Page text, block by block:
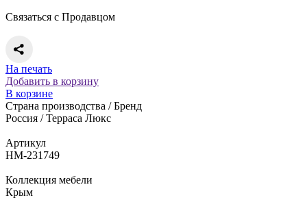
Связаться с Продавцом
На печать
Добавить в корзину
В корзине
Страна производства / Бренд
Россия / Терраса Люкс
Артикул
НМ-231749
Коллекция мебели
Крым